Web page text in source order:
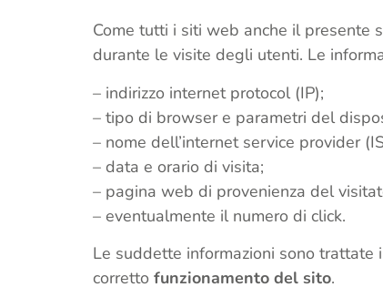
Come tutti i siti web anche il presente
durante le visite degli utenti. Le
– indirizzo internet protocol (IP);
– tipo di browser e parametri del
– nome dell’internet service provider
– data e orario di visita;
– pagina web di provenienza del
– eventualmente il numero di click.
Le suddette informazioni sono
corretto funzionamento del sito.